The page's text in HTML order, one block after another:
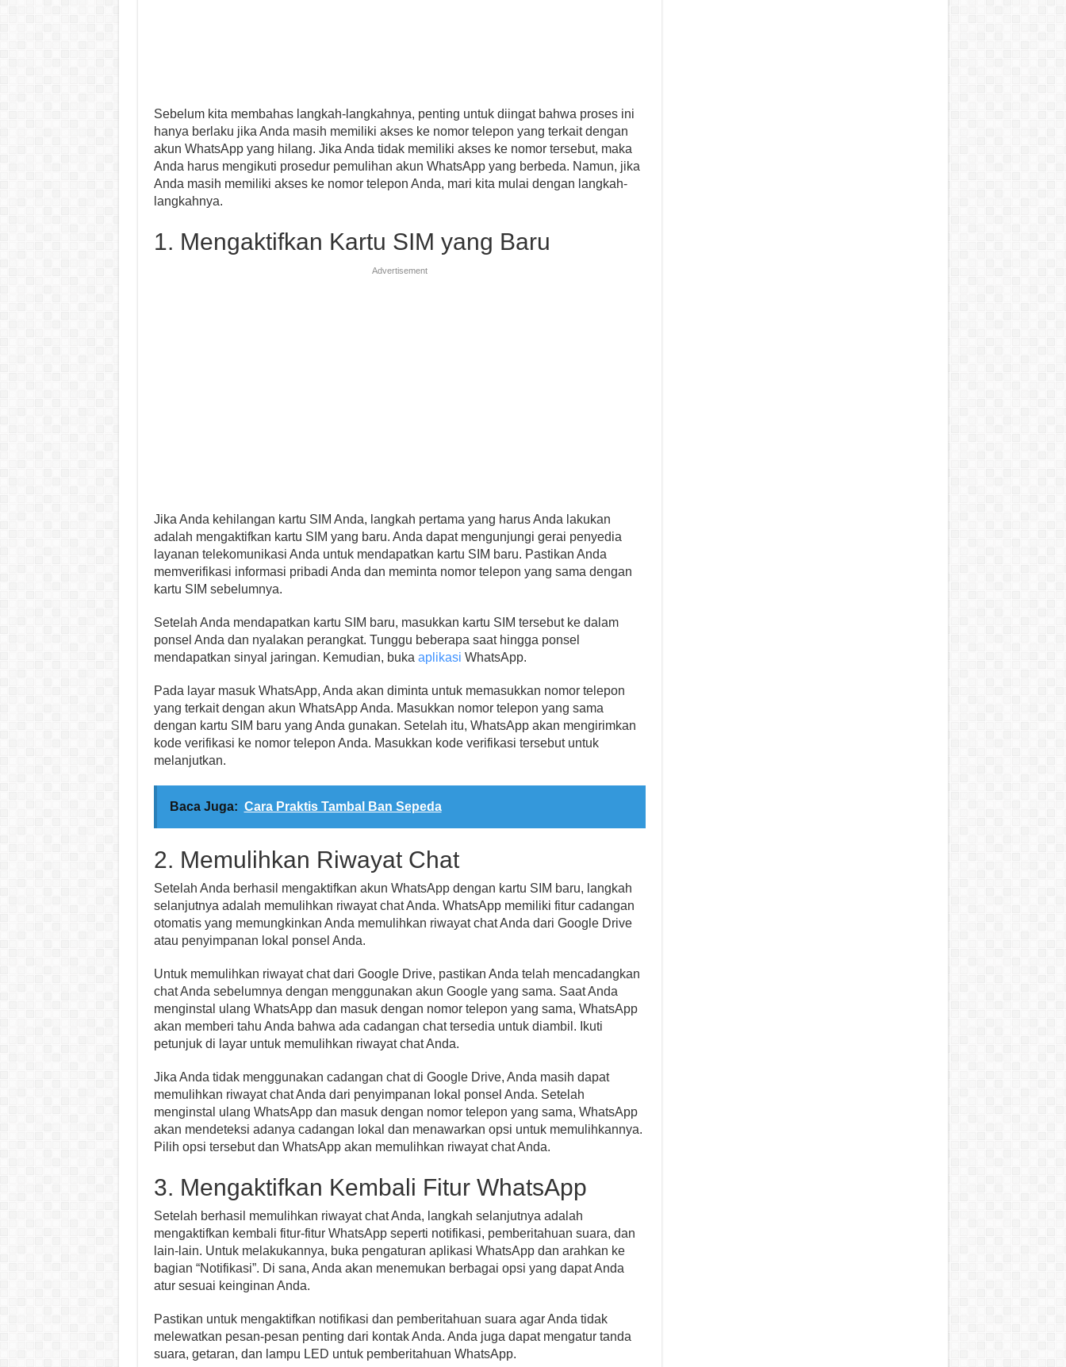
Sebelum kita membahas langkah-langkahnya, penting untuk diingat bahwa proses ini
hanya berlaku jika Anda masih memiliki akses ke nomor telepon yang terkait dengan
akun WhatsApp yang hilang. Jika Anda tidak memiliki akses ke nomor tersebut, maka
Anda harus mengikuti prosedur pemulihan akun WhatsApp yang berbeda. Namun, jika
Anda masih memiliki akses ke nomor telepon Anda, mari kita mulai dengan langkah-
langkahnya.
1. Mengaktifkan Kartu SIM yang Baru
Advertisement
Jika Anda kehilangan kartu SIM Anda, langkah pertama yang harus Anda lakukan
adalah mengaktifkan kartu SIM yang baru. Anda dapat mengunjungi gerai penyedia
layanan telekomunikasi Anda untuk mendapatkan kartu SIM baru. Pastikan Anda
memverifikasi informasi pribadi Anda dan meminta nomor telepon yang sama dengan
kartu SIM sebelumnya.
Setelah Anda mendapatkan kartu SIM baru, masukkan kartu SIM tersebut ke dalam
ponsel Anda dan nyalakan perangkat. Tunggu beberapa saat hingga ponsel
mendapatkan sinyal jaringan. Kemudian, buka aplikasi WhatsApp.
Pada layar masuk WhatsApp, Anda akan diminta untuk memasukkan nomor telepon
yang terkait dengan akun WhatsApp Anda. Masukkan nomor telepon yang sama
dengan kartu SIM baru yang Anda gunakan. Setelah itu, WhatsApp akan mengirimkan
kode verifikasi ke nomor telepon Anda. Masukkan kode verifikasi tersebut untuk
melanjutkan.
Baca Juga: Cara Praktis Tambal Ban Sepeda
2. Memulihkan Riwayat Chat
Setelah Anda berhasil mengaktifkan akun WhatsApp dengan kartu SIM baru, langkah
selanjutnya adalah memulihkan riwayat chat Anda. WhatsApp memiliki fitur cadangan
otomatis yang memungkinkan Anda memulihkan riwayat chat Anda dari Google Drive
atau penyimpanan lokal ponsel Anda.
Untuk memulihkan riwayat chat dari Google Drive, pastikan Anda telah mencadangkan
chat Anda sebelumnya dengan menggunakan akun Google yang sama. Saat Anda
menginstal ulang WhatsApp dan masuk dengan nomor telepon yang sama, WhatsApp
akan memberi tahu Anda bahwa ada cadangan chat tersedia untuk diambil. Ikuti
petunjuk di layar untuk memulihkan riwayat chat Anda.
Jika Anda tidak menggunakan cadangan chat di Google Drive, Anda masih dapat
memulihkan riwayat chat Anda dari penyimpanan lokal ponsel Anda. Setelah
menginstal ulang WhatsApp dan masuk dengan nomor telepon yang sama, WhatsApp
akan mendeteksi adanya cadangan lokal dan menawarkan opsi untuk memulihkannya.
Pilih opsi tersebut dan WhatsApp akan memulihkan riwayat chat Anda.
3. Mengaktifkan Kembali Fitur WhatsApp
Setelah berhasil memulihkan riwayat chat Anda, langkah selanjutnya adalah
mengaktifkan kembali fitur-fitur WhatsApp seperti notifikasi, pemberitahuan suara, dan
lain-lain. Untuk melakukannya, buka pengaturan aplikasi WhatsApp dan arahkan ke
bagian “Notifikasi”. Di sana, Anda akan menemukan berbagai opsi yang dapat Anda
atur sesuai keinginan Anda.
Pastikan untuk mengaktifkan notifikasi dan pemberitahuan suara agar Anda tidak
melewatkan pesan-pesan penting dari kontak Anda. Anda juga dapat mengatur tanda
suara, getaran, dan lampu LED untuk pemberitahuan WhatsApp.